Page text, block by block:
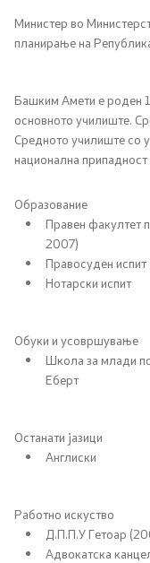
Документи
Стратегии
Програми
Регистри
Листа согласно
Информации
Национални
Проекти
Министер во
планирање на
Башким Амети е роден
основното училиште.
Средното училиште со
национална
Образование
Правен факултет
2007)
Правосуден испит
Нотарски испит
Обуки и усовршување
Школа за млади
Еберт
Останати јазици
Англиски
Работно искуство
Д.П.П.У Гетоар
Адвокатска